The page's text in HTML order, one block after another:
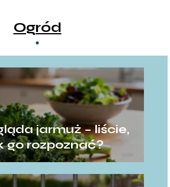
Ogród
jarmuż – liście,
go rozpoznać?